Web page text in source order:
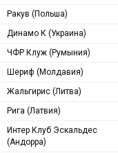
Ракув (Польша)
Динамо К (Украина)
ЧФР Клуж (Румыния)
Шериф (Молдавия)
Жальгирис (Литва)
Рига (Латвия)
Интер Клуб Эскальдес
(Андорра)